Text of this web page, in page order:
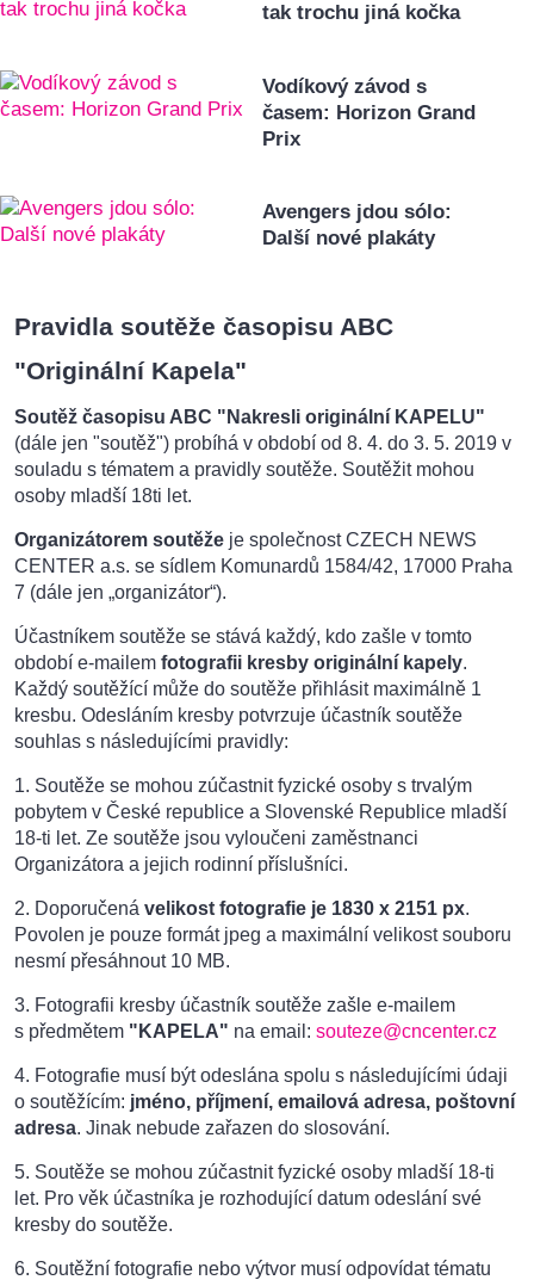
tak trochu jiná kočka
Vodíkový závod s
časem: Horizon Grand
Prix
Avengers jdou sólo:
Další nové plakáty
Pravidla soutěže časopisu ABC
"Originální Kapela"
Soutěž časopisu ABC "Nakresli originální KAPELU"
(dále jen "soutěž") probíhá v období od 8. 4. do 3. 5. 2019 v
souladu s tématem a pravidly soutěže. Soutěžit mohou
osoby mladší 18ti let.
Organizátorem soutěže je společnost CZECH NEWS
CENTER a.s. se sídlem Komunardů 1584/42, 17000 Praha
7 (dále jen „organizátor“).
Účastníkem soutěže se stává každý, kdo zašle v tomto
období e-mailem fotografii kresby originální kapely.
Každý soutěžící může do soutěže přihlásit maximálně 1
kresbu. Odesláním kresby potvrzuje účastník soutěže
souhlas s následujícími pravidly:
1. Soutěže se mohou zúčastnit fyzické osoby s trvalým
pobytem v České republice a Slovenské Republice mladší
18-ti let. Ze soutěže jsou vyloučeni zaměstnanci
Organizátora a jejich rodinní příslušníci.
2. Doporučená velikost fotografie je 1830 x 2151 px.
Povolen je pouze formát jpeg a maximální velikost souboru
nesmí přesáhnout 10 MB.
3. Fotografii kresby účastník soutěže zašle e-mailem
s předmětem "KAPELA" na email: souteze@cncenter.cz
4. Fotografie musí být odeslána spolu s následujícími údaji
o soutěžícím: jméno, příjmení, emailová adresa, poštovní
adresa. Jinak nebude zařazen do slosování.
5. Soutěže se mohou zúčastnit fyzické osoby mladší 18-ti
let. Pro věk účastníka je rozhodující datum odeslání své
kresby do soutěže.
6. Soutěžní fotografie nebo výtvor musí odpovídat tématu